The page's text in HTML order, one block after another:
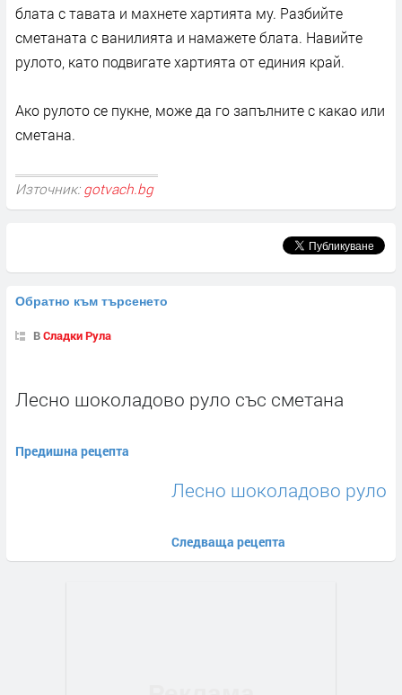
блата с тавата и махнете хартията му. Разбийте
сметаната с ванилията и намажете блата. Навийте
рулото, като подвигате хартията от единия край.
Ако рулото се пукне, може да го запълните с какао или
сметана.
Източник: gotvach.bg
Обратно към търсенето
ВСладки Рула
Лесно шоколадово руло със сметана
Предишна рецепта
Лесно шоколадово руло
Следваща рецепта